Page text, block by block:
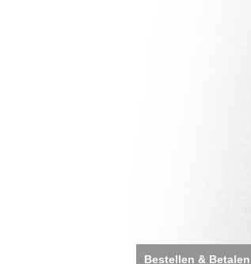
Bestellen & Betalen